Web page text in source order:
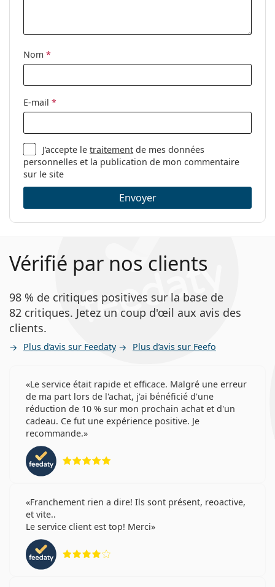
Nom *
E-mail *
J’accepte letraitement de mes données
personnelles et la publication de mon commentaire
sur le site
Envoyer
Vérifié par nos clients
98 % de critiques positives sur la base de
82 critiques. Jetez un coup d'œil aux avis des
clients.
Plus d’avis sur Feedaty Plus d’avis sur Feefo
Le service était rapide et efficace. Malgré une erreur
de ma part lors de l'achat, j'ai bénéficié d'une
réduction de 10 % sur mon prochain achat et d'un
cadeau. Ce fut une expérience positive. Je
recommande.
Franchement rien a dire! Ils sont présent, reoactive,
et vite..
Le service client est top! Merci